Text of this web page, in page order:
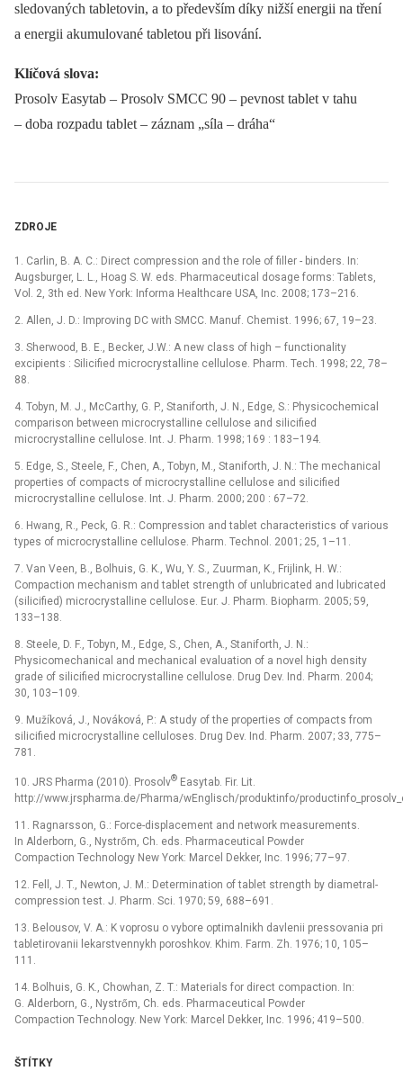
sledovaných tabletovin, a to především díky nižší energii na tření
a energii akumulované tabletou při lisování.
Klíčová slova:
Prosolv Easytab –⁠ Prosolv SMCC 90 –⁠ pevnost tablet v tahu
–⁠ doba rozpadu tablet –⁠ záznam „síla –⁠ dráha“
ZDROJE
1. Carlin, B. A. C.: Direct compression and the role of filler -⁠ binders. In:
Augsburger, L. L., Hoag S. W. eds. Pharmaceutical dosage forms: Tablets,
Vol. 2, 3th ed. New York: Informa Healthcare USA, Inc. 2008; 173–216.
2. Allen, J. D.: Improving DC with SMCC. Manuf. Chemist. 1996; 67, 19–23.
3. Sherwood, B. E., Becker, J.W.: A new class of high –⁠ functionality
excipients : Silicified microcrystalline cellulose. Pharm. Tech. 1998; 22, 78–
88.
4. Tobyn, M. J., McCarthy, G. P., Staniforth, J. N., Edge, S.: Physicochemical
comparison between microcrystalline cellulose and silicified
microcrystalline cellulose. Int. J. Pharm. 1998; 169 : 183–194.
5. Edge, S., Steele, F., Chen, A., Tobyn, M., Staniforth, J. N.: The mechanical
properties of compacts of microcrystalline cellulose and silicified
microcrystalline cellulose. Int. J. Pharm. 2000; 200 : 67–72.
6. Hwang, R., Peck, G. R.: Compression and tablet characteristics of various
types of microcrystalline cellulose. Pharm. Technol. 2001; 25, 1–11.
7. Van Veen, B., Bolhuis, G. K., Wu, Y. S., Zuurman, K., Frijlink, H. W.:
Compaction mechanism and tablet strength of unlubricated and lubricated
(silicified) microcrystalline cellulose. Eur. J. Pharm. Biopharm. 2005; 59,
133–138.
8. Steele, D. F., Tobyn, M., Edge, S., Chen, A., Staniforth, J. N.:
Physicomechanical and mechanical evaluation of a novel high density
grade of silicified microcrystalline cellulose. Drug Dev. Ind. Pharm. 2004;
30, 103–109.
9. Mužíková, J., Nováková, P.: A study of the properties of compacts from
silicified microcrystalline celluloses. Drug Dev. Ind. Pharm. 2007; 33, 775–
781.
10. JRS Pharma (2010). Prosolv® Easytab. Fir. Lit.
http://www.jrspharma.de/Pharma/wEnglisch/produktinfo/
11. Ragnarsson, G.: Force-displacement and network measurements.
In Alderborn, G., Nystrőm, Ch. eds. Pharmaceutical Powder
Compaction Technology New York: Marcel Dekker, Inc. 1996; 77–97.
12. Fell, J. T., Newton, J. M.: Determination of tablet strength by diametral-
compression test. J. Pharm. Sci. 1970; 59, 688–691.
13. Belousov, V. A.: K voprosu o vybore optimalnikh davlenii pressovania pri
tabletirovanii lekarstvennykh poroshkov. Khim. Farm. Zh. 1976; 10, 105–
111.
14. Bolhuis, G. K., Chowhan, Z. T.: Materials for direct compaction. In:
G. Alderborn, G., Nystrőm, Ch. eds. Pharmaceutical Powder
Compaction Technology. New York: Marcel Dekker, Inc. 1996; 419–500.
ŠTÍTKY